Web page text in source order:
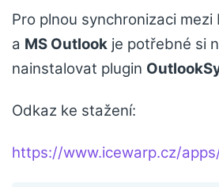
Pro plnou synchronizaci mezi
a MS Outlook je potřebné si
nainstalovat plugin
Odkaz ke stažení:
https://www.icewarp.cz/